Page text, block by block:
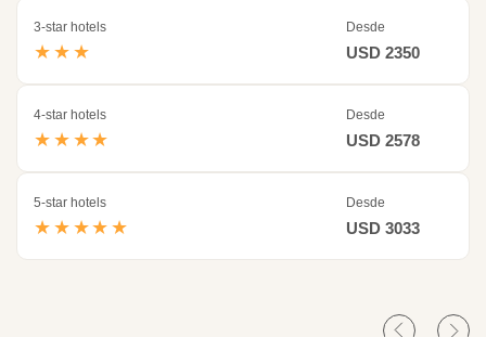
3-star hotels
★★★
Desde
USD 2350
4-star hotels
★★★★
Desde
USD 2578
5-star hotels
★★★★★
Desde
USD 3033